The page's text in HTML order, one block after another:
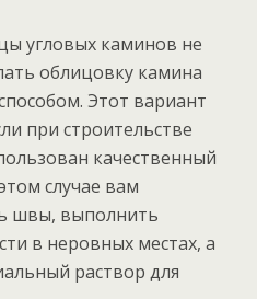
угловых каминов не
облицовку камина
Этот вариант
при строительстве
качественный
случае вам
швы, выполнить
в неровных местах, а
раствор для